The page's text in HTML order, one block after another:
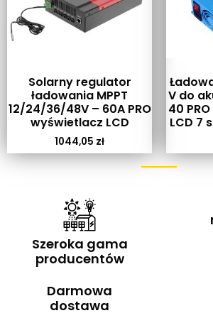
Solarny regulator
ładowania MPPT
12/24/36/48V – 60A PRO
wyświetlacz LCD
1044,05 zł
V do
40
LCD 7
Szeroka gama
producentów
Darmowa
dostawa